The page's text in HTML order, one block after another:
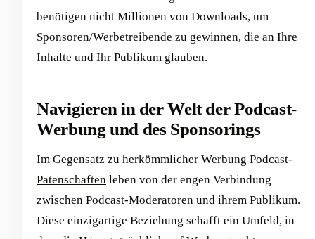
benötigen nicht Millionen von Downloads, um
Sponsoren/Werbetreibende zu gewinnen, die an Ihre
Inhalte und Ihr Publikum glauben.
Navigieren in der Welt der Podcast-
Werbung und des Sponsorings
Im Gegensatz zu herkömmlicher Werbung Podcast-
Patenschaften leben von der engen Verbindung
zwischen Podcast-Moderatoren und ihrem Publikum.
Diese einzigartige Beziehung schafft ein Umfeld, in